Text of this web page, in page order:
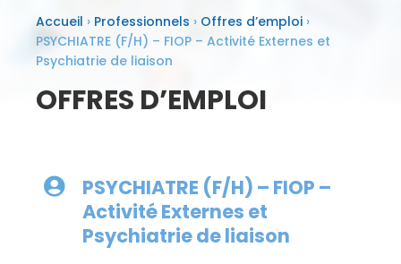
Accueil › Professionnels › Offres d’emploi ›
PSYCHIATRE (F/H) – FIOP – Activité Externes et
Psychiatrie de liaison
OFFRES D’EMPLOI

PSYCHIATRE (F/H) – FIOP –
Activité Externes et
Psychiatrie de liaison